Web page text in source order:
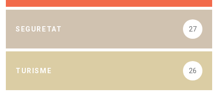
SEGURETAT 27
TURISME 26